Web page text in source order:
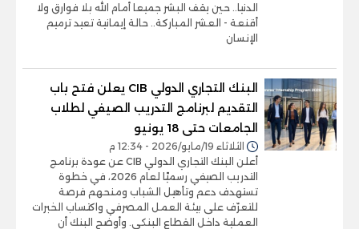
الدنيا.. حين يقف البشر جميعا أمام الله بلا فوارق ولا
أقنعة - العشر المباركة.. حالة إيمانية تعيد ترميم
الإنسان
البنك التجاري الدولي CIB يعلن فتح باب
التقديم لبرنامج التدريب الصيفي لطلاب
الجامعات حتى 18 يونيو
الثلاثاء 19/مايو/2026 - 12:34 م
أعلن البنك التجاري الدولي CIB عن عودة برنامج
التدريب الصيفي رسميًا لعام 2026، في خطوة
تستهدف دعم وتأهيل الشباب ومنحهم فرصة
للتعرّف على بيئة العمل المصرفي واكتساب الخبرات
العملية داخل القطاع البنكي. وأوضح البنك أن